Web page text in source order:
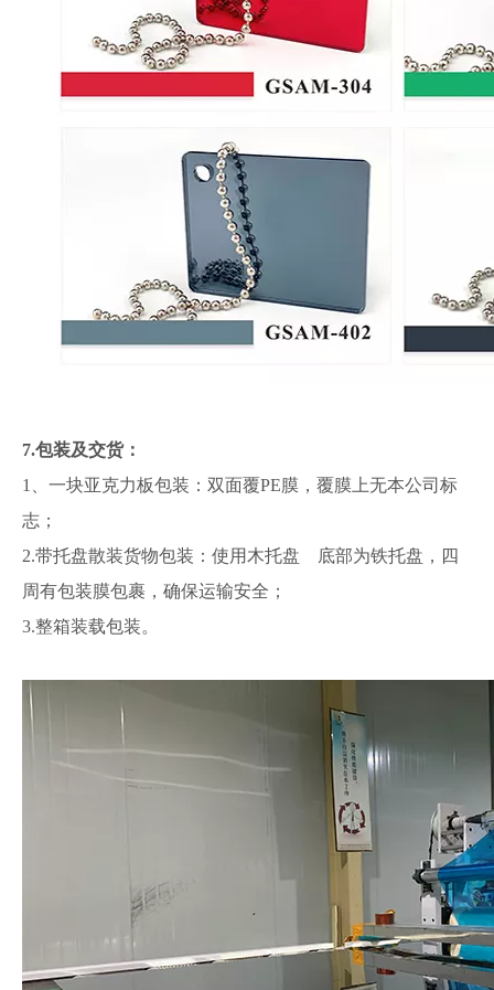
7.包装及交货：
1、一块亚克力板包装：双面覆PE膜，覆膜上无本公司标
志；
2.带托盘散装货物包装：使用木托盘 底部为铁托盘，四
周有包装膜包裹，确保运输安全；
3.整箱装载包装。